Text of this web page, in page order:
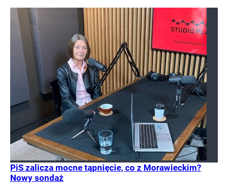
PiS zalicza mocne tąpnięcie, co z Morawieckim?
Nowy sondaż